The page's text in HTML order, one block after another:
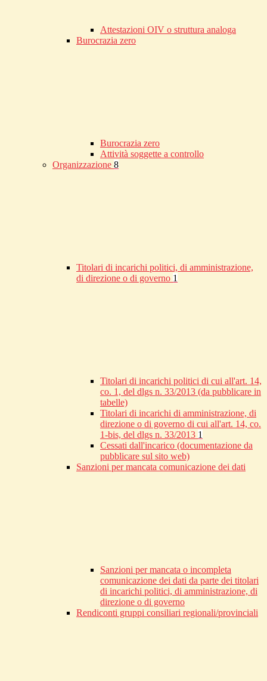
Attestazioni OIV o struttura analoga
Burocrazia zero
Burocrazia zero
Attività soggette a controllo
Organizzazione 8
Titolari di incarichi politici, di amministrazione,
di direzione o di governo 1
Titolari di incarichi politici di cui all'art. 14,
co. 1, del dlgs n. 33/2013 (da pubblicare in
tabelle)
Titolari di incarichi di amministrazione, di
direzione o di governo di cui all'art. 14, co.
1-bis, del dlgs n. 33/2013 1
Cessati dall'incarico (documentazione da
pubblicare sul sito web)
Sanzioni per mancata comunicazione dei dati
Sanzioni per mancata o incompleta
comunicazione dei dati da parte dei titolari
di incarichi politici, di amministrazione, di
direzione o di governo
Rendiconti gruppi consiliari regionali/provinciali